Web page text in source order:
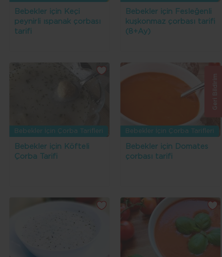
Bebekler için Keçi
peynirli ıspanak çorbası
tarifi
Bebekler için Fesleğenli
kuşkonmaz çorbası tarifi
(8+Ay)
Bebekler İçin Çorba Tarifleri
Bebekler için Köfteli
Çorba Tarifi
Bebekler İçin Çorba Tarifleri
Bebekler için Domates
çorbası tarifi